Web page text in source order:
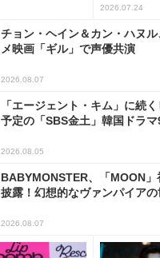
2026.07.24
チョン・ヘイン＆カン・ハヌ
メ映画「ギル」で声優共演
2026.08.07
「エージェント・キム」に続
予定の「SBS金土」韓国ドラマ
2026.08.05
BABYMONSTER、「MOON」
披露！幻想的なヴァンパイア
2026.08.07